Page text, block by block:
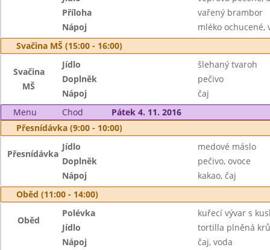
Příloha
vařený brambor
Nápoj
mléko ochucené,
Svačina MŠ (15:00 - 16:00)
Svačina
MŠ
Jídlo
šlehaný tvaroh
Doplněk
pečivo
Nápoj
čaj
Menu
Chod
Pátek 4. 11. 2016
Přesnídávka (9:00 - 10:00)
Přesnídávka
Jídlo
medové máslo
Doplněk
pečivo, ovoce
Nápoj
kakao, čaj
Oběd (11:00 - 14:00)
Oběd
Polévka
kuřecí vývar s
Jídlo
tortilla plněná
Nápoj
čaj, voda